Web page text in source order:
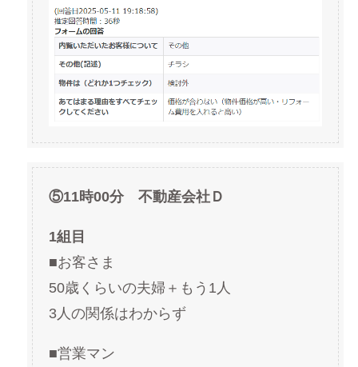
⑤11時00分 不動産会社Ｄ
1組目
■お客さま
50歳くらいの夫婦＋もう1人
3人の関係はわからず
■営業マン